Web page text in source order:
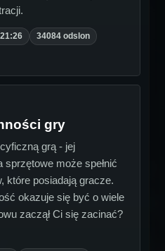
34084 odslon
gry
grą - jej
może spełnić
które posiadają gracze.
okazuje się być o wiele
zaczął Ci się zacinać?